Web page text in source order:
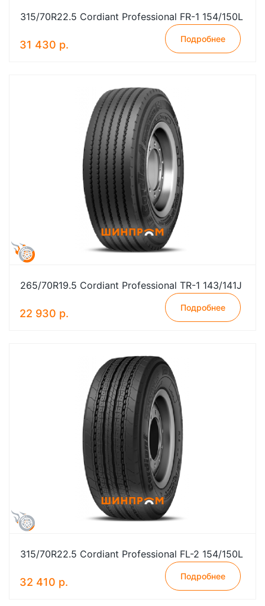
315/70R22.5 Cordiant Professional FR-1 154/150L
31 430 р. Подробнее
265/70R19.5 Cordiant Professional TR-1 143/141J
22 930 р. Подробнее
315/70R22.5 Cordiant Professional FL-2 154/150L
32 410 р. Подробнее